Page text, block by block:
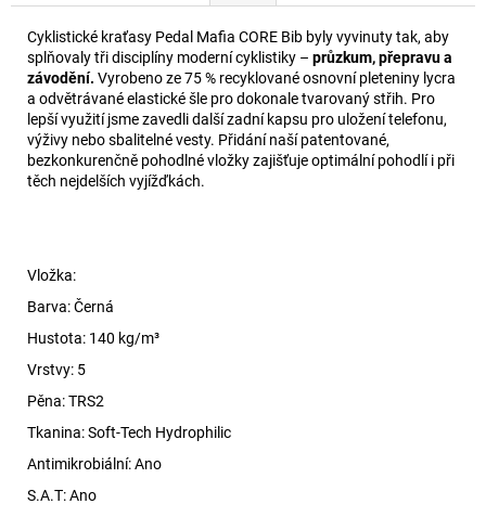
Cyklistické kraťasy Pedal Mafia CORE Bib byly vyvinuty tak, aby
splňovaly tři disciplíny moderní cyklistiky – průzkum, přepravu a
závodění. Vyrobeno ze 75 % recyklované osnovní pleteniny lycra
a odvětrávané elastické šle pro dokonale tvarovaný střih. Pro
lepší využití jsme zavedli další zadní kapsu pro uložení telefonu,
výživy nebo sbalitelné vesty. Přidání naší patentované,
bezkonkurenčně pohodlné vložky zajišťuje optimální pohodlí i při
těch nejdelších vyjížďkách.
Vložka:
Barva: Černá
Hustota: 140 kg/m³
Vrstvy: 5
Pěna: TRS2
Tkanina: Soft-Tech Hydrophilic
Antimikrobiální: Ano
S.A.T: Ano